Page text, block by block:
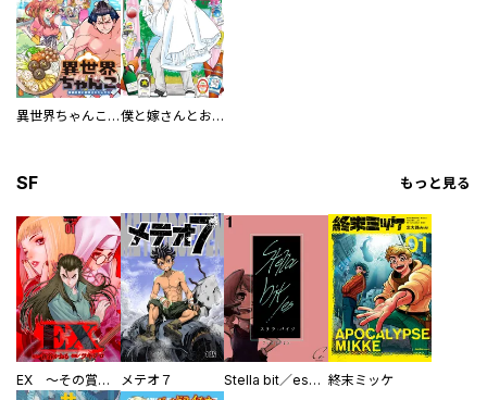
異世界ちゃんこ～横綱目前に召喚されたんだが～ 【連載版】 僕と嫁さんとお酒の関係
SF もっと見る
EX ～その賞金稼ぎは、世界の出口を探す～【単行本版】 メテオ７ Stella bit／es【単話版】 終末ミッケ